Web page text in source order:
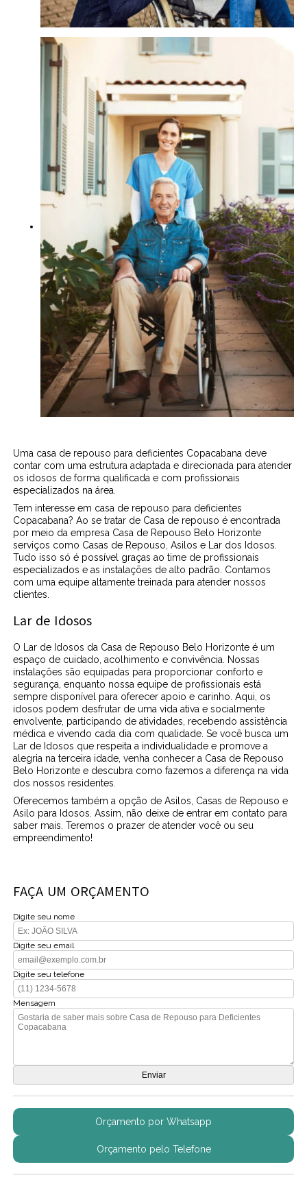
Uma casa de repouso para deficientes Copacabana deve
contar com uma estrutura adaptada e direcionada para atender
os idosos de forma qualificada e com profissionais
especializados na área.
Tem interesse em casa de repouso para deficientes
Copacabana? Ao se tratar de Casa de repouso é encontrada
por meio da empresa Casa de Repouso Belo Horizonte
serviços como Casas de Repouso, Asilos e Lar dos Idosos.
Tudo isso só é possível graças ao time de profissionais
especializados e as instalações de alto padrão. Contamos
com uma equipe altamente treinada para atender nossos
clientes.
Lar de Idosos
O Lar de Idosos da Casa de Repouso Belo Horizonte é um
espaço de cuidado, acolhimento e convivência. Nossas
instalações são equipadas para proporcionar conforto e
segurança, enquanto nossa equipe de profissionais está
sempre disponível para oferecer apoio e carinho. Aqui, os
idosos podem desfrutar de uma vida ativa e socialmente
envolvente, participando de atividades, recebendo assistência
médica e vivendo cada dia com qualidade. Se você busca um
Lar de Idosos que respeita a individualidade e promove a
alegria na terceira idade, venha conhecer a Casa de Repouso
Belo Horizonte e descubra como fazemos a diferença na vida
dos nossos residentes.
Oferecemos também a opção de Asilos, Casas de Repouso e
Asilo para Idosos. Assim, não deixe de entrar em contato para
saber mais. Teremos o prazer de atender você ou seu
empreendimento!
FAÇA UM ORÇAMENTO
Digite seu nome
Digite seu email
Digite seu telefone
Mensagem
Orçamento por Whatsapp
Orçamento pelo Telefone